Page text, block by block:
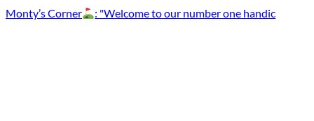
Monty’s Corner : "Welcome to our number one handic